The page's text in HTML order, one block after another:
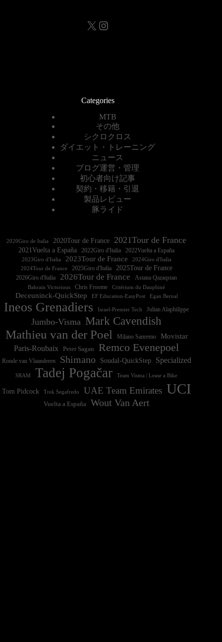
X Instagram
Categories
MTB
その他
シクロクロス
ダイエット・トレーニング
ニュース
ブログ運営・管理
初心者向け記事
契約・移籍・引退
製品レビュー
豚ライド
2020Giro de Italia 2020Tour de France 2021Tour de France
2021Vuelta a España 2022Vuelta a España
2023Giro d'Italia 2023Tour de France
2024Tour de France
2025Giro d'Italia 2025Tour de France
2026Giro d'Italia 2026Tour de France Astana Qazaqstan
Bahrain Victorious Chris Froome Critérium du Dauphiné
Deceuninck-QuickStep EF Education-EasyPost Egan Bernal
Ineos Grenadiers Israel-Premier Tech Julian Alaphilippe
Jumbo-Visma Mark Cavendish
Mathieu van der Poel Milano Sanremo
Movistar
Paris-Roubaix
Peter Sagan Remco Evenepoel
Ronde van Vlaanderen Shimano Soudal-QuickStep Specialized
SRAM Tadej Pogačar Team Visma | Lease a Bike
Tom Pidcock Trek Segafredo UAE Team Emirates UCI
Vuelta a España Wout Van Aert